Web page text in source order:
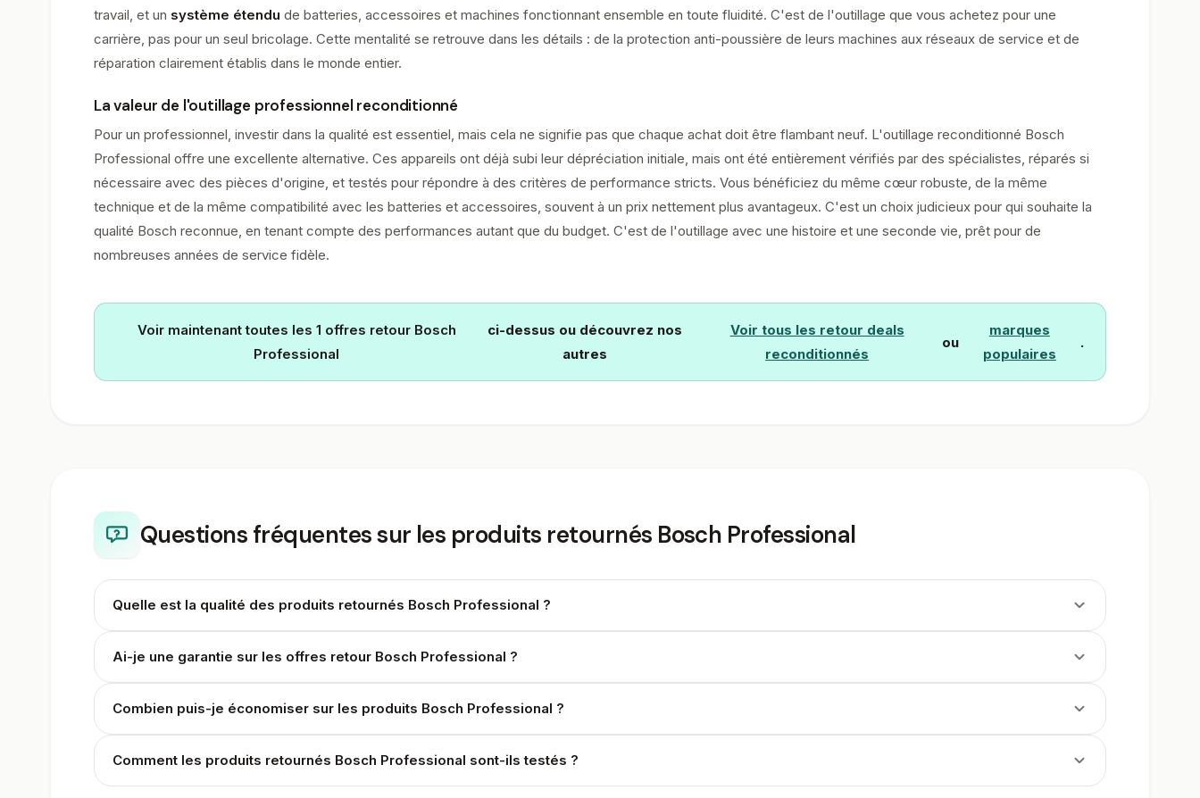
travail, et un système étendu de batteries, accessoires et machines fonctionnant ensemble en toute fluidité. C'est de l'outillage que vous achetez pour une
carrière, pas pour un seul bricolage. Cette mentalité se retrouve dans les détails : de la protection anti-poussière de leurs machines aux réseaux de service et de
réparation clairement établis dans le monde entier.
La valeur de l'outillage professionnel reconditionné
Pour un professionnel, investir dans la qualité est essentiel, mais cela ne signifie pas que chaque achat doit être flambant neuf. L'outillage reconditionné Bosch
Professional offre une excellente alternative. Ces appareils ont déjà subi leur dépréciation initiale, mais ont été entièrement vérifiés par des spécialistes, réparés si
nécessaire avec des pièces d'origine, et testés pour répondre à des critères de performance stricts. Vous bénéficiez du même cœur robuste, de la même
technique et de la même compatibilité avec les batteries et accessoires, souvent à un prix nettement plus avantageux. C'est un choix judicieux pour qui souhaite la
qualité Bosch reconnue, en tenant compte des performances autant que du budget. C'est de l'outillage avec une histoire et une seconde vie, prêt pour de
nombreuses années de service fidèle.
Voir maintenant toutes les 1 offres retour Bosch
Professional
ci-dessus ou découvrez nos
autres
Voir tous les retour deals
reconditionnés
ou
marques
populaires
.
Questions fréquentes sur les produits retournés Bosch Professional
Quelle est la qualité des produits retournés Bosch Professional ?
Ai-je une garantie sur les offres retour Bosch Professional ?
Combien puis-je économiser sur les produits Bosch Professional ?
Comment les produits retournés Bosch Professional sont-ils testés ?